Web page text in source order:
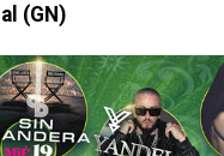
(GN)